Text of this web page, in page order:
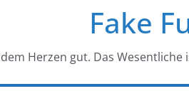
Fake
Herzen gut. Das